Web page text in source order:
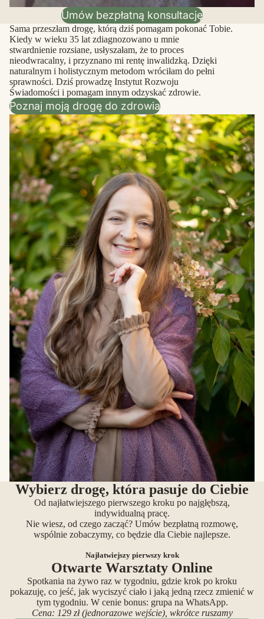
Umów bezpłatną konsultację
Sama przeszłam drogę, którą dziś pomagam pokonać Tobie.
Kiedy w wieku 35 lat zdiagnozowano u mnie
stwardnienie rozsiane, usłyszałam, że to proces
nieodwracalny, i przyznano mi rentę inwalidzką. Dzięki
naturalnym i holistycznym metodom wróciłam do pełni
sprawności. Dziś prowadzę Instytut Rozwoju
Świadomości i pomagam innym odzyskać zdrowie.
Poznaj moją drogę do zdrowia
Wybierz drogę, która pasuje do Ciebie
Od najłatwiejszego pierwszego kroku po najgłębszą,
indywidualną pracę.
Nie wiesz, od czego zacząć? Umów bezpłatną rozmowę,
wspólnie zobaczymy, co będzie dla Ciebie najlepsze.
Najłatwiejszy pierwszy krok
Otwarte Warsztaty Online
Spotkania na żywo raz w tygodniu, gdzie krok po kroku
pokazuję, co jeść, jak wyciszyć ciało i jaką jedną rzecz zmienić w
tym tygodniu. W cenie bonus: grupa na WhatsApp.
Cena: 129 zł (jednorazowe wejście), wkrótce ruszamy